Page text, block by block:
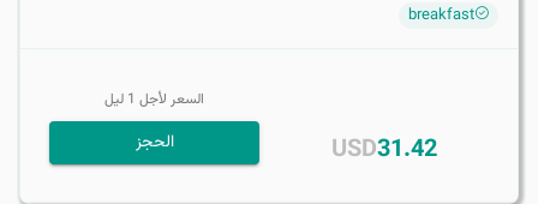
breakfast
31.42
USD
السعر لأجل 1 ليل
الحجز